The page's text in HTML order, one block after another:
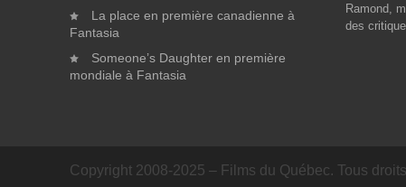
La place en première canadienne à
Fantasia
Someone’s Daughter en première
mondiale à Fantasia
Ramond,
des
Copyright 2008-2025 – Films du Québec. Tous